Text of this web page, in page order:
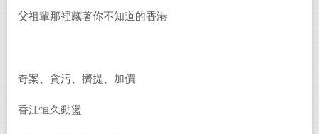
父祖輩那裡藏著你不知道的香港
奇案、貪污、擠提、加價
香江恒久動盪